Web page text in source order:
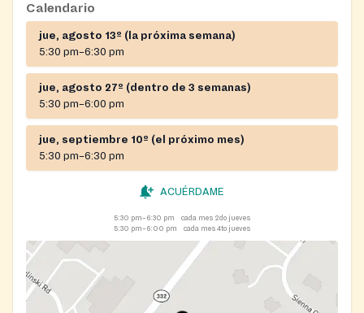
Calendario
jue, agosto 13º (la próxima semana)
5:30 pm–6:30 pm
jue, agosto 27º (dentro de 3 semanas)
5:30 pm–6:00 pm
jue, septiembre 10º (el próximo mes)
5:30 pm–6:30 pm
ACUÉRDAME
5:30 pm–6:30 pm
cada mes 2do jueves
5:30 pm–6:00 pm
cada mes 4to jueves